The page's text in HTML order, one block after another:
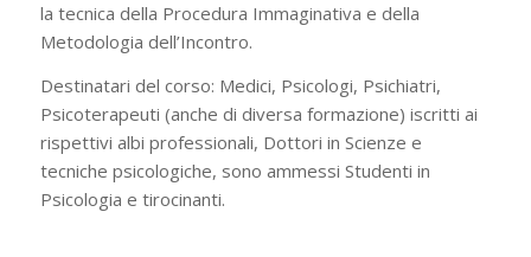
la tecnica della Procedura Immaginativa e della
Metodologia dell’Incontro.
Destinatari del corso: Medici, Psicologi, Psichiatri,
Psicoterapeuti (anche di diversa formazione) iscritti ai
rispettivi albi professionali, Dottori in Scienze e
tecniche psicologiche, sono ammessi Studenti in
Psicologia e tirocinanti.